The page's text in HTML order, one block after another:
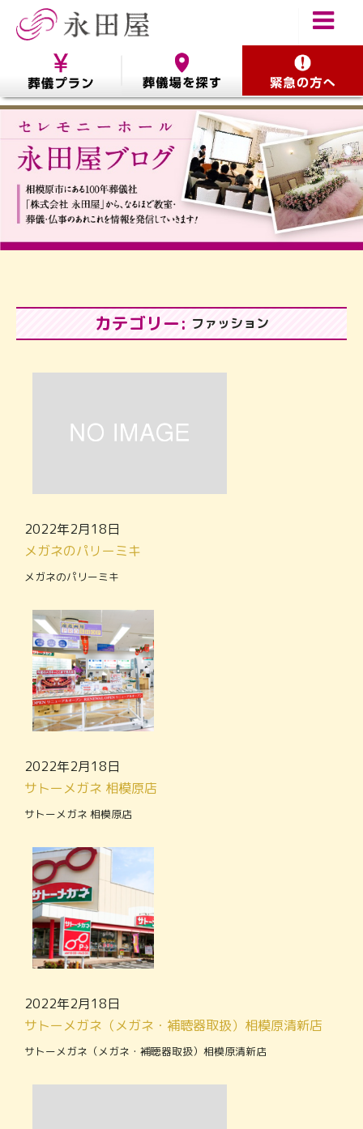
カテゴリー: ファッション
2022年2月18日
メガネのパリーミキ
メガネのパリーミキ
2022年2月18日
サトーメガネ 相模原店
サトーメガネ 相模原店
2022年2月18日
サトーメガネ（メガネ・補聴器取扱）相模原清新店
サトーメガネ（メガネ・補聴器取扱）相模原清新店